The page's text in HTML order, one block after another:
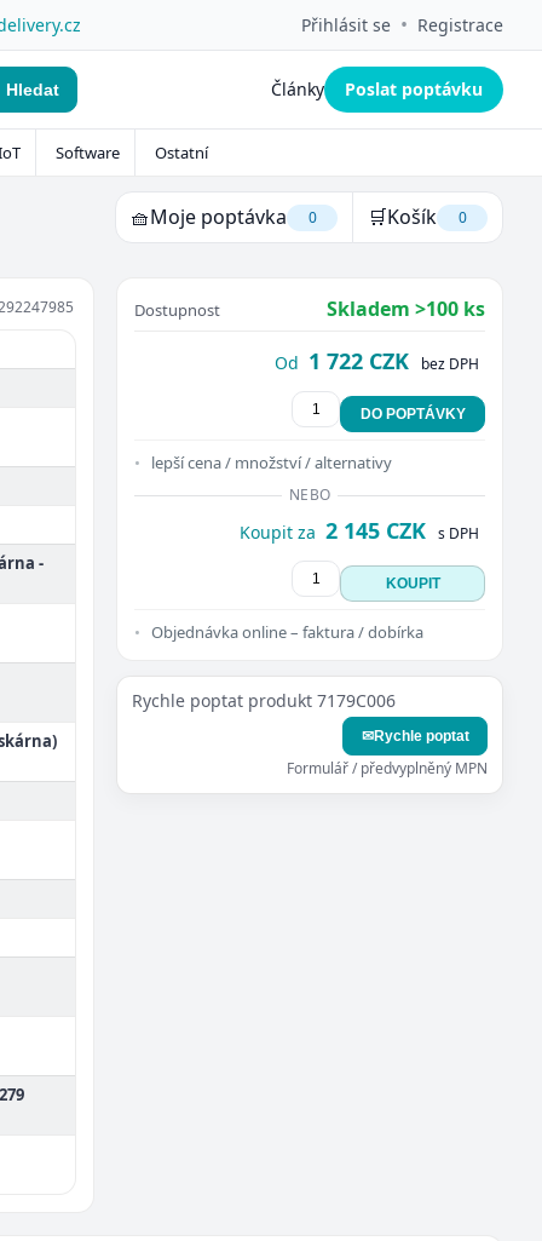
Přihlásit se • Registrace
Hledat Články Poslat poptávku
Software Ostatní
🧺Moje poptávka 0 🛒Košík 0
-
Dostupnost Skladem >100 ks
Od 1 722 CZK bez DPH
DO POPTÁVKY
lepší cena / množství / alternativy
NEBO
Koupit za 2 145 CZK s DPH
KOUPIT
Objednávka online – faktura / dobírka
Rychle poptat produkt 7179C006
✉Rychle poptat
Formulář / předvyplněný MPN